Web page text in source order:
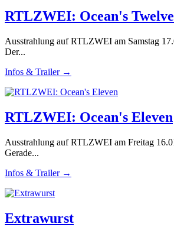
RTLZWEI: Ocean's Twelve
Ausstrahlung auf RTLZWEI am Samstag
Der...
Infos & Trailer →
RTLZWEI: Ocean's Eleven
Ausstrahlung auf RTLZWEI am Freitag
Gerade...
Infos & Trailer →
Extrawurst